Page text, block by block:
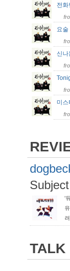
전
요
신
미
'
TALK